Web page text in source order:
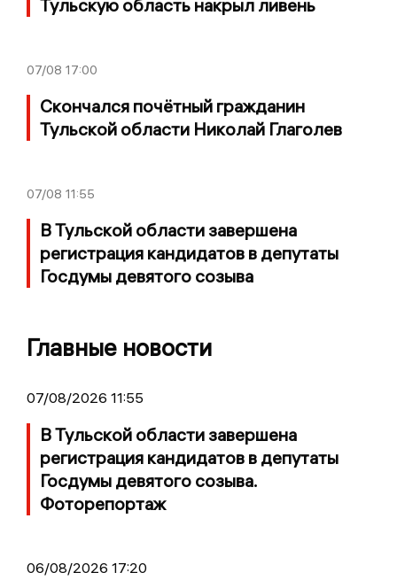
Тульскую область накрыл ливень
07/08 17:00
Скончался почётный гражданин
Тульской области Николай Глаголев
07/08 11:55
В Тульской области завершена
регистрация кандидатов в депутаты
Госдумы девятого созыва
Главные новости
07/08/2026 11:55
В Тульской области завершена
регистрация кандидатов в депутаты
Госдумы девятого созыва.
Фоторепортаж
06/08/2026 17:20